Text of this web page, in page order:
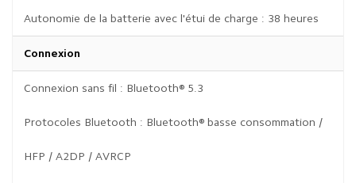
Autonomie de la batterie avec l'étui de charge : 38 heures
Connexion
Connexion sans fil : Bluetooth® 5.3
Protocoles Bluetooth : Bluetooth® basse consommation /
HFP / A2DP / AVRCP